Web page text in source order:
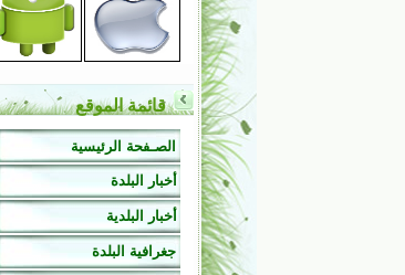
قائمة الموقع
الصـفحة الرئيسية
أخبار البلدة
أخبار البلدية
جغرافية البلدة